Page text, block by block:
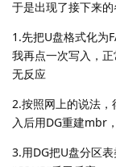
于是出现了接下来
1.先把U盘格式化为
我再点一次写入，
无反应
2.按照网上的说法
入后用DG重建mbr
3.用DG把U盘分区